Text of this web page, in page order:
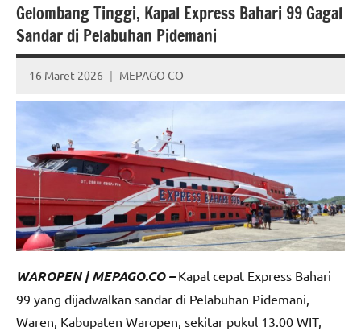
Gelombang Tinggi, Kapal Express Bahari 99 Gagal
Sandar di Pelabuhan Pidemani
16 Maret 2026 MEPAGO CO
No
comments
WAROPEN | MEPAGO.CO – Kapal cepat Express Bahari
99 yang dijadwalkan sandar di Pelabuhan Pidemani,
Waren, Kabupaten Waropen, sekitar pukul 13.00 WIT,